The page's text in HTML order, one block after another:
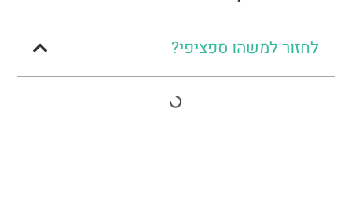
לחזור למשהו ספציפי?